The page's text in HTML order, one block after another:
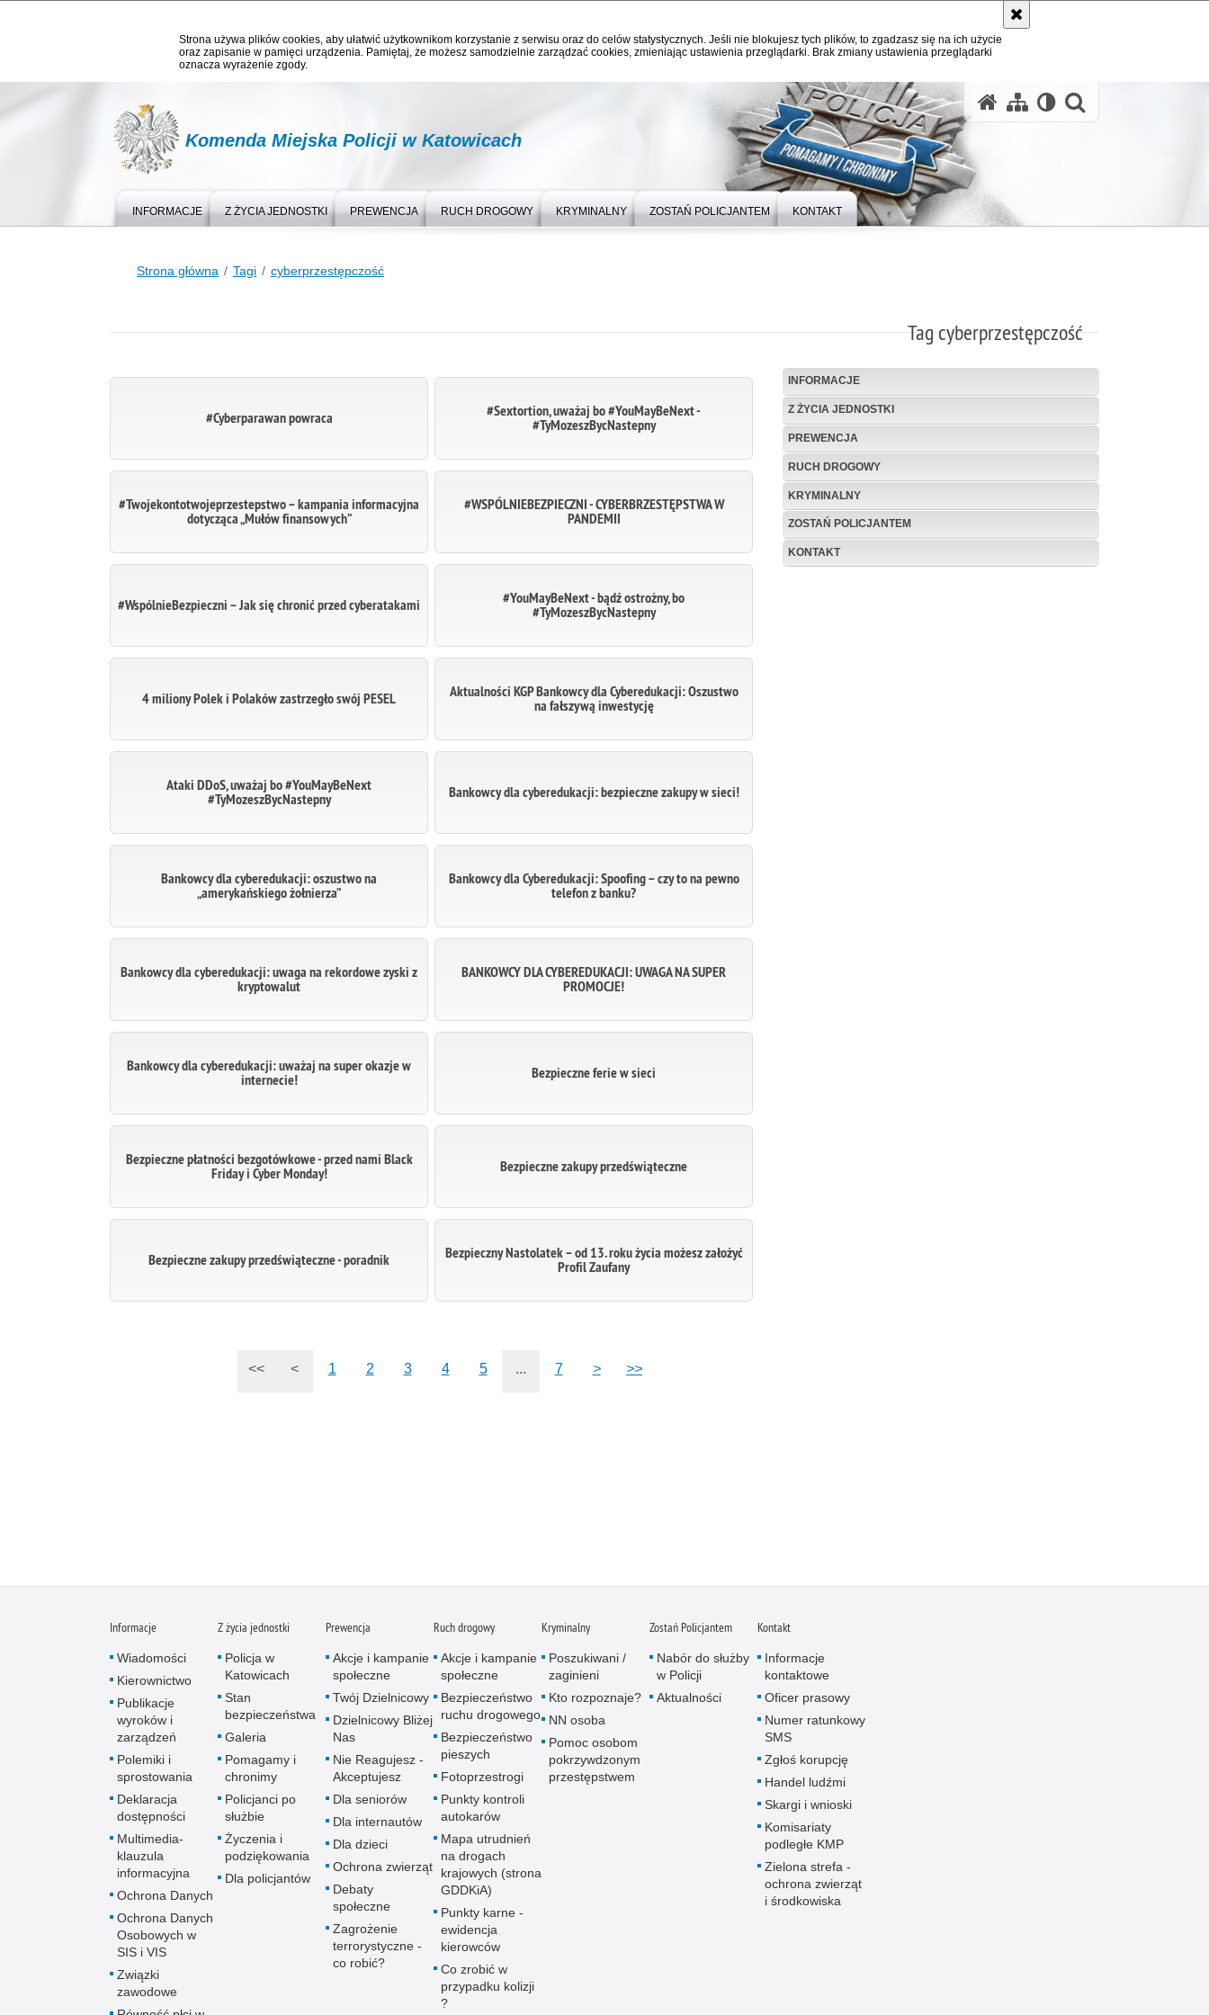
Strona używa plików cookies, aby ułatwić użytkownikom korzystanie z serwisu oraz do celów statystycznych. Jeśli nie blokujesz tych plików, to zgadzasz się na ich użycie
oraz zapisanie w pamięci urządzenia. Pamiętaj, że możesz samodzielnie zarządzać cookies, zmieniając ustawienia przeglądarki. Brak zmiany ustawienia przeglądarki
oznacza wyrażenie zgody.
Komenda Miejska Policji w Katowicach
INFORMACJE Z ŻYCIA JEDNOSTKI PREWENCJA RUCH DROGOWY KRYMINALNY ZOSTAŃ POLICJANTEM KONTAKT
Strona główna Tagi cyberprzestępczość
Tag cyberprzestępczość
INFORMACJE
Z ŻYCIA JEDNOSTKI
PREWENCJA
RUCH DROGOWY
KRYMINALNY
ZOSTAŃ POLICJANTEM
KONTAKT
#Cyberparawan powraca #Sextortion, uważaj bo #YouMayBeNext -
#TyMozeszBycNastepny
#Twojekontotwojeprzestepstwo – kampania informacyjna
dotycząca „Mułów finansowych”
#WSPÓLNIEBEZPIECZNI - CYBERBRZESTĘPSTWA W
PANDEMII
#WspólnieBezpieczni – Jak się chronić przed cyberatakami #YouMayBeNext - bądź ostrożny, bo
#TyMozeszBycNastepny
4 miliony Polek i Polaków zastrzegło swój PESEL Aktualności KGP Bankowcy dla Cyberedukacji: Oszustwo
na fałszywą inwestycję
Ataki DDoS, uważaj bo #YouMayBeNext
#TyMozeszBycNastepny Bankowcy dla cyberedukacji: bezpieczne zakupy w sieci!
Bankowcy dla cyberedukacji: oszustwo na
„amerykańskiego żołnierza”
Bankowcy dla Cyberedukacji: Spoofing – czy to na pewno
telefon z banku?
Bankowcy dla cyberedukacji: uwaga na rekordowe zyski z
kryptowalut
BANKOWCY DLA CYBEREDUKACJI: UWAGA NA SUPER
PROMOCJE!
Bankowcy dla cyberedukacji: uważaj na super okazje w
internecie! Bezpieczne ferie w sieci
Bezpieczne płatności bezgotówkowe - przed nami Black
Friday i Cyber Monday! Bezpieczne zakupy przedświąteczne
Bezpieczne zakupy przedświąteczne - poradnik Bezpieczny Nastolatek – od 13. roku życia możesz założyć
Profil Zaufany
<< < 1 2 3 4 5 ... 7 > >>
Informacje
Wiadomości
Kierownictwo
Publikacje
wyroków i
zarządzeń
Polemiki i
sprostowania
Deklaracja
dostępności
Multimedia-
klauzula
informacyjna
Ochrona Danych
Ochrona Danych
Osobowych w
SIS i VIS
Związki
zawodowe
Z życia jednostki
Policja w
Katowicach
Stan
bezpieczeństwa
Galeria
Pomagamy i
chronimy
Policjanci po
służbie
Życzenia i
podziękowania
Dla policjantów
Prewencja
Akcje i kampanie
społeczne
Twój Dzielnicowy
Dzielnicowy Bliżej
Nas
Nie Reagujesz -
Akceptujesz
Dla seniorów
Dla internautów
Dla dzieci
Ochrona zwierząt
Debaty
społeczne
Zagrożenie
terrorystyczne -
co robić?
Ruch drogowy
Akcje i kampanie
społeczne
Bezpieczeństwo
ruchu drogowego
Bezpieczeństwo
pieszych
Fotoprzestrogi
Punkty kontroli
autokarów
Mapa utrudnień
na drogach
krajowych (strona
GDDKiA)
Punkty karne -
ewidencja
kierowców
Co zrobić w
przypadku kolizji
?
Kryminalny
Poszukiwani /
zaginieni
Kto rozpoznaje?
NN osoba
Pomoc osobom
pokrzywdzonym
przestępstwem
Zostań Policjantem
Nabór do służby
w Policji
Aktualności
Kontakt
Informacje
kontaktowe
Oficer prasowy
Numer ratunkowy
SMS
Zgłoś korupcję
Handel ludźmi
Skargi i wnioski
Komisariaty
podległe KMP
Zielona strefa -
ochrona zwierząt
i środkowiska